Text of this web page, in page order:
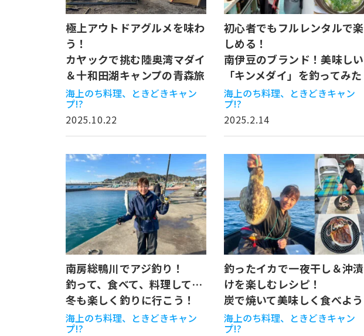
極上アウトドアグルメを味わ
う！
カヤックで挑む陸奥湾マダイ
＆十和田湖キャンプの青森旅
海上のち料理、ときどきキャン
プ!?
2025.10.22
初心者でもフルレンタルで楽
しめる！
南伊豆のブランド！美味しい
「キンメダイ」を釣ってみた
海上のち料理、ときどきキャン
プ!?
2025.2.14
南房総鴨川でアジ釣り！
釣って、食べて、料理して…
冬も楽しく釣りに行こう！
海上のち料理、ときどきキャン
プ!?
釣ったイカで一夜干し＆沖漬
けを楽しむレシピ！
炭で焼いて美味しく食べよう
海上のち料理、ときどきキャン
プ!?